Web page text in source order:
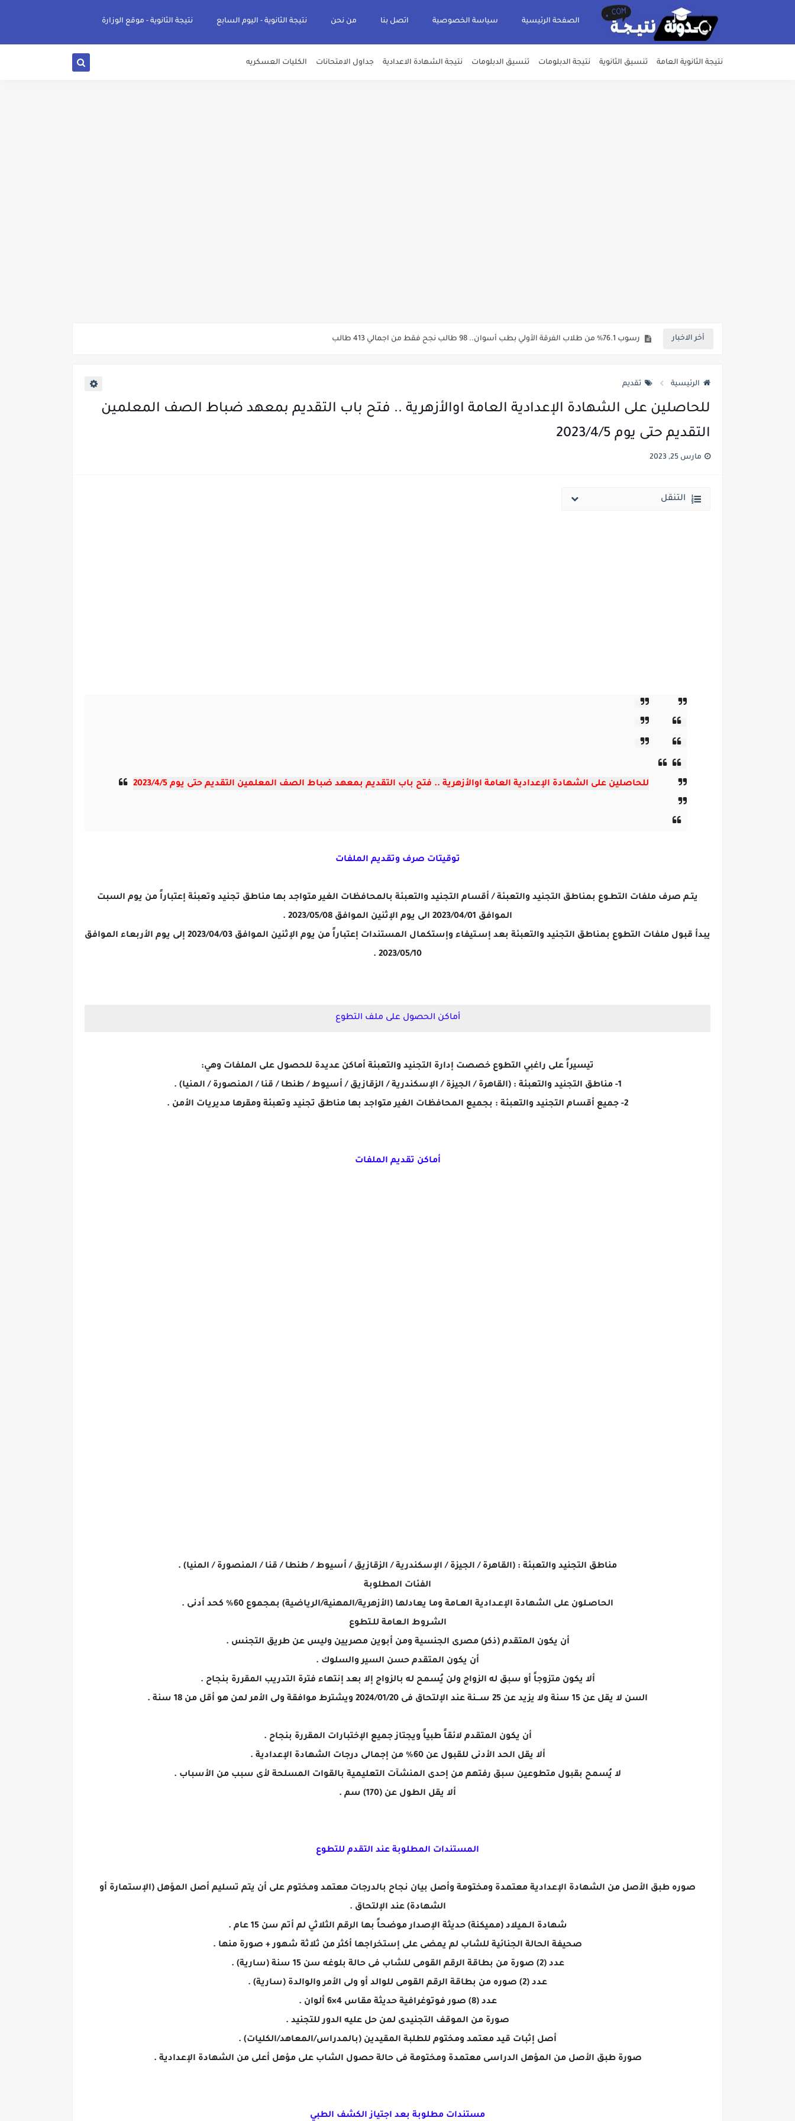
الصفحة الرئيسية سياسة الخصوصية اتصل بنا من نحن نتيجة الثانوية - اليوم السابع نتيجة الثانوية - موقع الوزارة
نتيجة الثانوية العامة تنسيق الثانوية نتيجة الدبلومات تنسيق الدبلومات نتيجة الشهادة الاعدادية جداول الامتحانات الكليات العسكريه
أخر الاخبار
رابط الاستعلام ..الاعلان عن نتيجة المرحلة الأولى من تنسيق القبول لرياض الأطفال والصف الأول الابتدائي للعام الدراسي 2026/2027*
جريدة الجمهورية : استمارات الثانوية بالمدارس الإثنين.. و«أولى تنسيق» الثلاثاء مؤشرات انخفاض الحد الأدنى للقطاع الطبي 1% - باستثناء «البشرى»
قائمة بجميع المعاهد العليا المعتمده من قبل التعليم العالي " هندسية / تجارية / حاسبات / تمريض / سياحة وفنادق / زراعة / علوم صحية / لغات " للعام الجامعي 2026 /2027
الرئيسية تقديم
للحاصلين على الشهادة الإعدادية العامة اوالأزهرية .. فتح باب التقديم بمعهد ضباط الصف المعلمين
التقديم حتى يوم 2023/4/5
مارس 25, 2023
التنقل
للحاصلين على الشهادة الإعدادية العامة اوالأزهرية .. فتح باب التقديم بمعهد ضباط الصف المعلمين التقديم حتى يوم 2023/4/5
توقيتات صرف وتقديم الملفات
يتـم صرف ملفات التطـوع بمناطق التجنيد والتعبئة / أقسام التجنيد والتعبئة بالمحافظات الغير متواجد بها مناطق تجنيد وتعبئة إعتباراً من يوم السبت
الموافق 2023/04/01 الى يوم الإثنين الموافق 2023/05/08 .
يبدأ قبول ملفات التطوع بمناطق التجنيد والتعبئة بعد إسـتيفاء وإستكمال المستندات إعتباراً من يوم الإثنين الموافق 2023/04/03 إلى يوم الأربعاء الموافق
2023/05/10 .
أماكن الحصول على ملف التطوع
تيسيراً على راغبي التطوع خصصت إدارة التجنيد والتعبئة أماكن عديدة للحصول على الملفات وهي:
1- مناطق التجنيد والتعبئة : (القاهرة / الجيزة / الإسكندرية / الزقازيق / أسيوط / طنطا / قنا / المنصورة / المنيا) .
2- جميع أقسام التجنيد والتعبئة : بجميع المحافظات الغير متواجد بها مناطق تجنيد وتعبئة ومقرها مديريات الأمن .
أماكن تقديم الملفات
مناطق التجنيد والتعبئة : (القاهرة / الجيزة / الإسكندرية / الزقازيق / أسيوط / طنطا / قنا / المنصورة / المنيا) .
الفئات المطلوبة
الحاصـلون على الشهادة الإعـدادية العـامة وما يعادلها (الأزهرية/المهنية/الرياضية) بمجموع 60% كحد أدنى .
الشـروط الـعامة للـتطوع
أن يكون المتقدم (ذكر) مصرى الجنسية ومن أبوين مصريين وليس عن طريق التجنس .
أن يكون المتقدم حسن السير والسلوك .
ألا يكون متزوجاً أو سبق له الزواج ولن يُسمح له بالزواج إلا بعد إنتهاء فترة التدريب المقررة بنجاح .
السن لا يقل عن 15 سنة ولا يزيد عن 25 ســـنة عند الإلتحاق فى 2024/01/20 ويشترط موافقة ولى الأمر لمن هو أقل من 18 سنة .
أن يكون المتقدم لائقاً طبياً ويجتاز جميع الإختبارات المقررة بنجاح .
ألا يقل الحد الأدنى للقبول عن 60% من إجمالى درجات الشهادة الإعدادية .
لا يُسمح بقبول متطوعين سبق رفتهم من إحدى المنشآت التعليمية بالقوات المسلحة لأى سبب من الأسباب .
ألا يقل الطول عن (170) سم .
المستندات المطلوبة عند التقدم للتطوع
صوره طبق الأصل من الشهادة الإعدادية معتمدة ومختومة وأصل بيان نجاح بالدرجات معتمد ومختوم على أن يتم تسليم أصل المؤهل (الإستمارة أو
الشهادة) عند الإلتحاق .
شهادة الـميلاد (مميكنة) حديثة الإصدار موضحاً بها الرقم الثلاثي لم أتم سن 15 عام .
صحيفة الحالة الجنائية للشاب لم يمضى على إستخراجها أكثر من ثلاثة شهور + صورة منها .
عدد (2) صورة من بطاقة الرقم القومى للشاب فى حالة بلوغه سن 15 سنة (سارية) .
عدد (2) صوره من بطاقة الرقم القومى للوالد أو ولى الأمر والوالدة (سارية) .
عدد (8) صور فوتوغرافية حديثة مقاس 4×6 ألوان .
صورة من الموقف التجنيدى لمن حل عليه الدور للتجنيد .
أصل إثبات قيد معتمد ومختوم للطلبة المقيدين (بالمدراس/المعاهد/الكليات) .
صورة طبق الأصل من المؤهل الدراسى معتمدة ومختومة فى حالة حصول الشاب على مؤهل أعلى من الشهادة الإعدادية .
مستندات مطلوبة بعد اجتياز الكشف الطبي